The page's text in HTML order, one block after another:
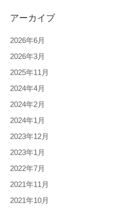
アーカイブ
2026年6月
2026年3月
2025年11月
2024年4月
2024年2月
2024年1月
2023年12月
2023年1月
2022年7月
2021年11月
2021年10月